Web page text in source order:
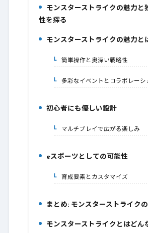
モンスターストライクの魅力と
性を探る
モンスターストライクの魅力と
2-1.簡単操作と奥深い戦略性
2-2.多彩なイベントとコラボレーシ
3.初心者にも優しい設計
3-1. マルチプレイで広がる楽しみ
4.eスポーツとしての可能性
4-1.育成要素とカスタマイズ
まとめ: モンスターストライク
モンスターストライクとはどん